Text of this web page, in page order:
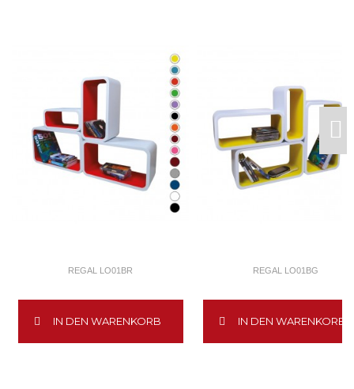
REGAL LO01BR
IN DEN WARENKORB
REGAL LO01BG
IN DEN WARENKORB